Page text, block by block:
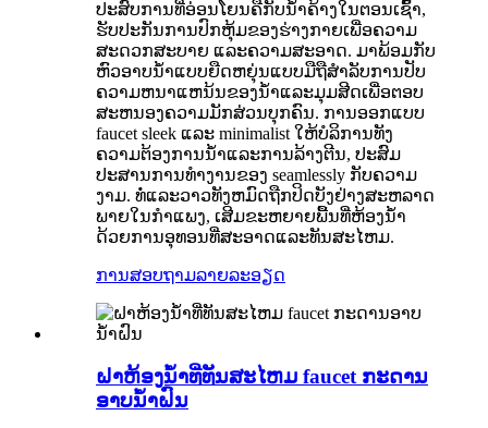
ປະສົບການທີ່ອ່ອນໂຍນຄືກັບນໍ້າຄ້າງໃນຕອນເຊົ້າ,
ຮັບປະກັນການປົກຫຸ້ມຂອງຮ່າງກາຍເພື່ອຄວາມ
ສະດວກສະບາຍ ແລະຄວາມສະອາດ. ມາພ້ອມກັບ
ຫົວອາບນ້ໍາແບບຍືດຫຍຸ່ນແບບມືຖືສໍາລັບການປັບ
ຄວາມຫນາແຫນ້ນຂອງນ້ໍາແລະມຸມສີດເພື່ອຕອບ
ສະຫນອງຄວາມມັກສ່ວນບຸກຄົນ. ການອອກແບບ
faucet sleek ແລະ minimalist ໃຫ້ບໍລິການທັງ
ຄວາມຕ້ອງການນ້ໍາແລະການລ້າງຕີນ, ປະສົມ
ປະສານການທໍາງານຂອງ seamlessly ກັບຄວາມ
ງາມ. ທໍ່ແລະວາວທັງຫມົດຖືກປິດບັງຢ່າງສະຫລາດ
ພາຍໃນກໍາແພງ, ເສີມຂະຫຍາຍພື້ນທີ່ຫ້ອງນ້ໍາ
ດ້ວຍການອຸທອນທີ່ສະອາດແລະທັນສະໄຫມ.
ການສອບຖາມລາຍລະອຽດ
ຝາຫ້ອງນ້ໍາທີ່ທັນສະໄຫມ faucet ກະດານ
ອາບນ້ໍາຝົນ